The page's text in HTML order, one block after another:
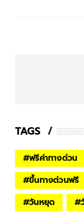
TAGS
#ฟรีค่าทางด่วน
#ขึ้นทางด่วนฟรี
#วันหยุด #